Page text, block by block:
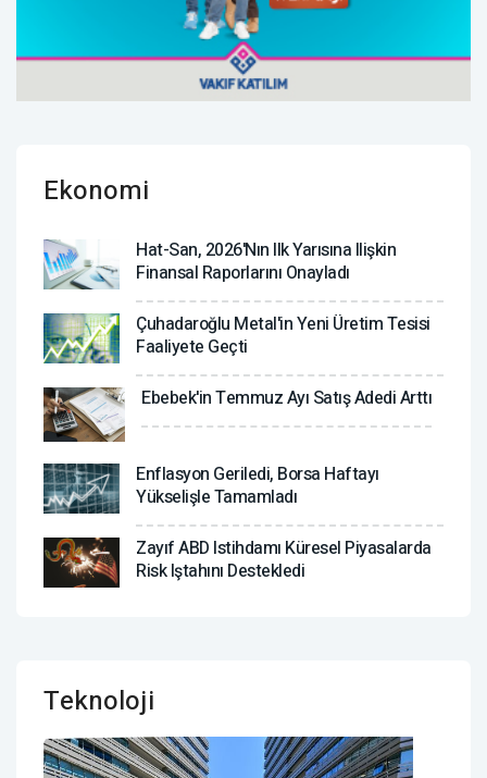
Ekonomi
Hat-San, 2026'nın Ilk Yarısına Ilişkin
Finansal Raporlarını Onayladı
Çuhadaroğlu Metal'in Yeni Üretim Tesisi
Faaliyete Geçti
Ebebek'in Temmuz Ayı Satış Adedi Arttı
Enflasyon Geriledi, Borsa Haftayı
Yükselişle Tamamladı
Zayıf ABD Istihdamı Küresel Piyasalarda
Risk Iştahını Destekledi
Teknoloji